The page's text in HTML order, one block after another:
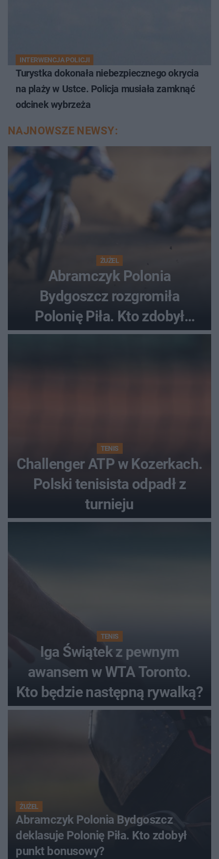
INTERWENCJA POLICJI
Turystka dokonała niebezpiecznego okrycia
na plaży w Ustce. Policja musiała zamknąć
odcinek wybrzeża
NAJNOWSZE NEWSY:
ŻUŻEL
Abramczyk Polonia
Bydgoszcz rozgromiła
Polonię Piła. Kto zdobył
najwięcej punktów?
TENIS
Challenger ATP w Kozerkach.
Polski tenisista odpadł z
turnieju
TENIS
Iga Świątek z pewnym
awansem w WTA Toronto.
Kto będzie następną rywalką?
ŻUŻEL
Abramczyk Polonia Bydgoszcz
deklasuje Polonię Piła. Kto zdobył
punkt bonusowy?